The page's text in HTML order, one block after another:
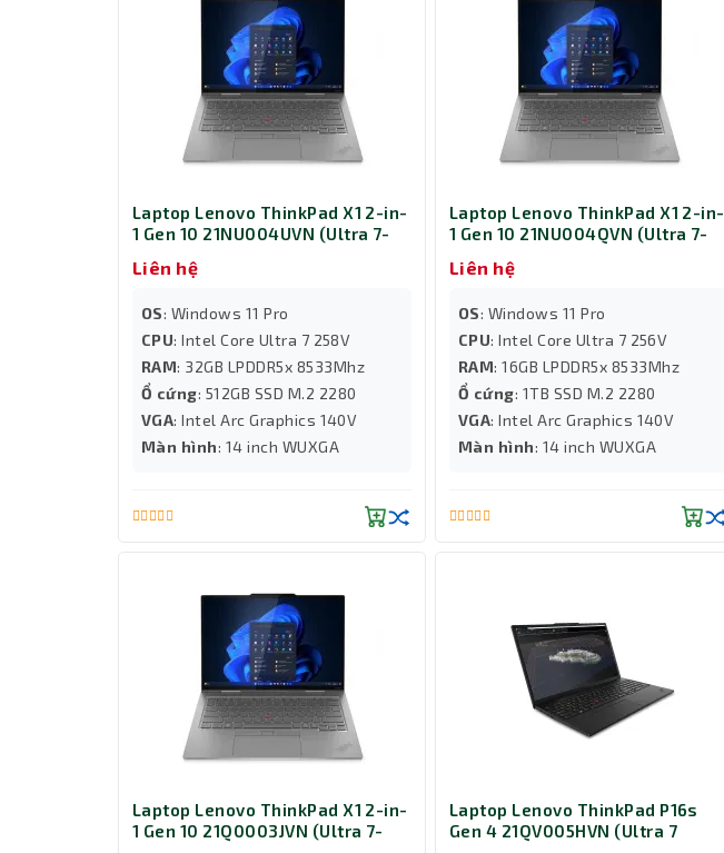
Laptop Lenovo ThinkPad X1 2-in-
1 Gen 10 21NU004UVN (Ultra 7-
Windows 11 Pro/ 3Y/ Xám)
Liên hệ
OS: Windows 11 Pro
CPU: Intel Core Ultra 7 258V
RAM: 32GB LPDDR5x 8533Mhz
Ổ cứng: 512GB SSD M.2 2280
VGA: Intel Arc Graphics 140V
Màn hình: 14 inch WUXGA
Laptop Lenovo ThinkPad X1 2-in-
1 Gen 10 21NU004QVN (Ultra 7-
Windows 11 Pro/ 3Y/ Xám)
Liên hệ
OS: Windows 11 Pro
CPU: Intel Core Ultra 7 256V
RAM: 16GB LPDDR5x 8533Mhz
Ổ cứng: 1TB SSD M.2 2280
VGA: Intel Arc Graphics 140V
Màn hình: 14 inch WUXGA
Laptop Lenovo ThinkPad X1 2-in-
1 Gen 10 21Q0003JVN (Ultra 7-
Laptop Lenovo ThinkPad P16s
Gen 4 21QV005HVN (Ultra 7